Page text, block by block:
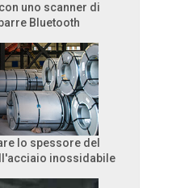
uno scanner di
Bluetooth
lo spessore del
inossidabile